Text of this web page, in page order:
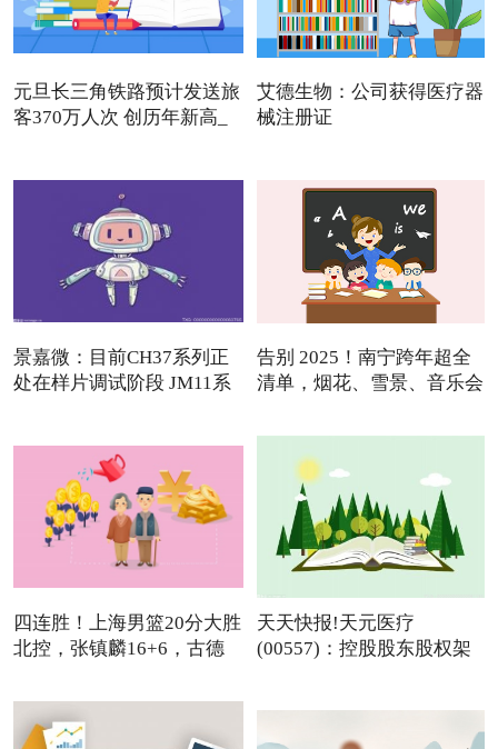
元旦长三角铁路预计发送旅
客370万人次 创历年新高_
艾德生物：公司获得医疗器
械注册证
景嘉微：目前CH37系列正
处在样片调试阶段 JM11系
告别 2025！南宁跨年超全
清单，烟花、雪景、音乐会
四连胜！上海男篮20分大胜
北控，张镇麟16+6，古德
天天快报!天元医疗
(00557)：控股股东股权架